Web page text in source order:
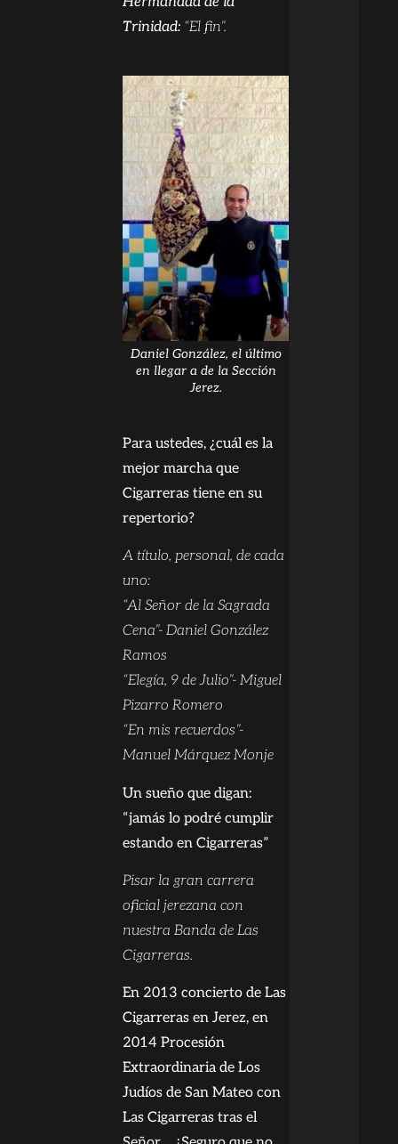
Trinidad: “El fin”.
Daniel González, el último
en llegar a de la Sección
Jerez.
Para ustedes, ¿cuál es la
mejor marcha que
Cigarreras tiene en su
repertorio?
A título, personal, de cada
uno:
“Al Señor de la Sagrada
Cena”- Daniel González
Ramos
“Elegía, 9 de Julio”- Miguel
Pizarro Romero
“En mis recuerdos”-
Manuel Márquez Monje
Un sueño que digan:
“jamás lo podré cumplir
estando en Cigarreras”
Pisar la gran carrera
oficial jerezana con
nuestra Banda de Las
Cigarreras.
En 2013 concierto de Las
Cigarreras en Jerez, en
2014 Procesión
Extraordinaria de Los
Judíos de San Mateo con
Las Cigarreras tras el